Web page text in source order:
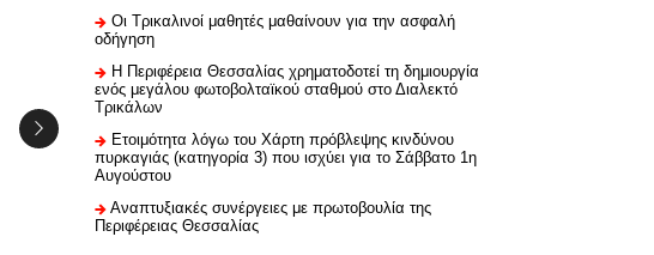
Οι Τρικαλινοί μαθητές μαθαίνουν για την ασφαλή
οδήγηση
H Περιφέρεια Θεσσαλίας χρηματοδοτεί τη δημιουργία
ενός μεγάλου φωτοβολταϊκού σταθμού στο Διαλεκτό
Τρικάλων
Ετοιμότητα λόγω του Χάρτη πρόβλεψης κινδύνου
πυρκαγιάς (κατηγορία 3) που ισχύει για το Σάββατο 1η
Αυγούστου
Αναπτυξιακές συνέργειες με πρωτοβουλία της
Περιφέρειας Θεσσαλίας